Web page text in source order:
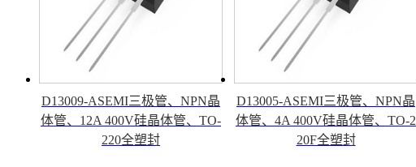
D13009-ASEMI三极管、NPN晶
体管、12A 400V硅晶体管、TO-
220全塑封
D13005-ASEMI三极管、NPN晶
体管、4A 400V硅晶体管、TO-2
20F全塑封